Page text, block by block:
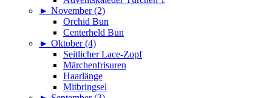
► November (2)
Orchid Bun
Centerheld Bun
► Oktober (4)
Seitlicher Lace-Zopf
Märchenfrisuren
Haarlänge
Mitbringsel